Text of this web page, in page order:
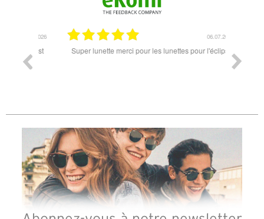
06.07.2026
Super lunette merci pour les lunettes pour l'éclipse